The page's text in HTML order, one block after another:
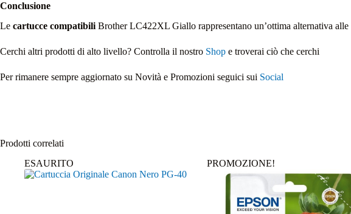
Conclusione
Le cartucce compatibili Brother LC422XL Giallo rappresentano un’ottima alternativa
Cerchi altri prodotti di alto livello? Controlla il nostro Shop e troverai ciò che cerchi
Per rimanere sempre aggiornato su Novità e Promozioni seguici sui Social
Prodotti correlati
ESAURITO
PROMOZIONE!